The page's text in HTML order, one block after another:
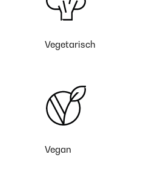
Vegetarisch
Vegan